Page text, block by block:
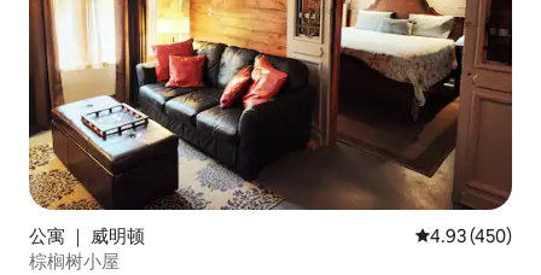
公寓 ｜ 威明顿 平均评分 4.93
4.93 (450)
棕榈树小屋